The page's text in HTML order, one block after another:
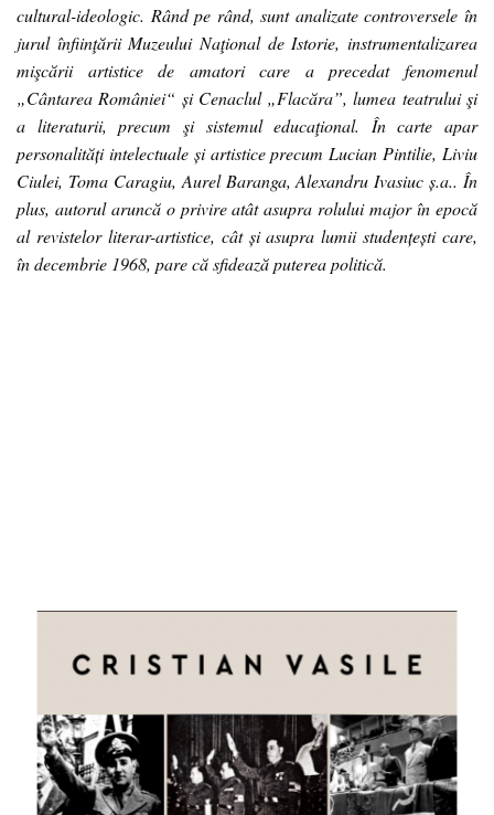
cultural-ideologic. Rând pe rând, sunt analizate controversele în
jurul înfiinţării Muzeului Naţional de Istorie, instrumentalizarea
mişcării artistice de amatori care a precedat fenomenul
„Cântarea României“ și Cenaclul „Flacăra”, lumea teatrului şi
a literaturii, precum şi sistemul educaţional. În carte apar
personalități intelectuale și artistice precum Lucian Pintilie, Liviu
Ciulei, Toma Caragiu, Aurel Baranga, Alexandru Ivasiuc ș.a.. În
plus, autorul aruncă o privire atât asupra rolului major în epocă
al revistelor literar-artistice, cât și asupra lumii studențești care,
în decembrie 1968, pare că sfidează puterea politică.